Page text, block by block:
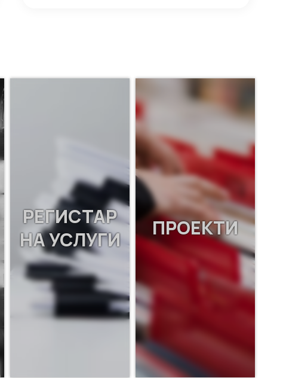
РЕГИСТАР
НА УСЛУГИ
ПРОЕКТИ